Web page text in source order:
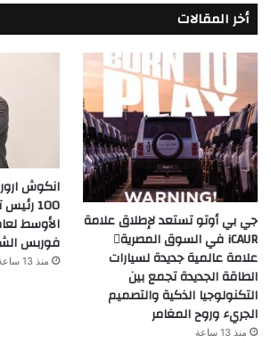
أخر المقالات
جي بي أوتو تستعد لإطلاق علامة
iCAUR في السوق المصرية
علامة عالمية جديدة لسيارات
الطاقة الجديدة تجمع بين
التكنولوجيا الذكية والتصميم
الجريء وروح المغامر
منذ 13 ساعة
انكوش
100
فوربس
منذ 13 ساعة